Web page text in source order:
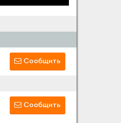
Сообщить
Сообщить